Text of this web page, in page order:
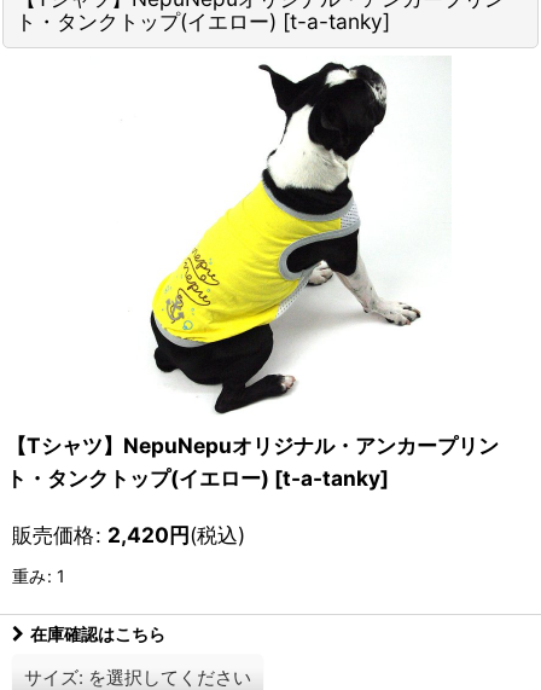
ト・タンクトップ(イエロー) [t-a-tanky]
【Tシャツ】NepuNepuオリジナル・アンカープリン
ト・タンクトップ(イエロー) [t-a-tanky]
販売価格: 2,420円(税込)
重み: 1
在庫確認はこちら
サイズ: を選択してください